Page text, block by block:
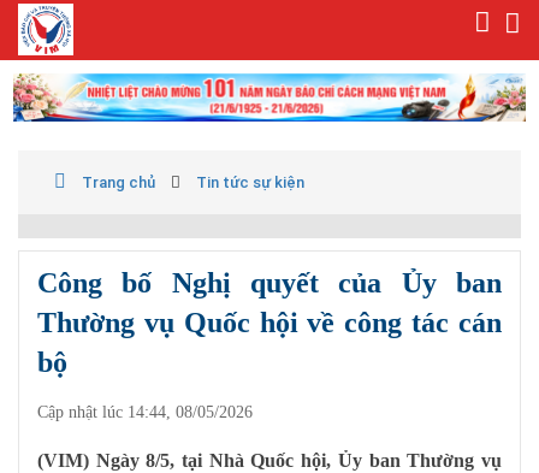
Trang chủ Tin tức sự kiện
Công bố Nghị quyết của Ủy ban
Thường vụ Quốc hội về công tác cán
bộ
Cập nhật lúc 14:44, 08/05/2026
(VIM) Ngày 8/5, tại Nhà Quốc hội, Ủy ban Thường vụ